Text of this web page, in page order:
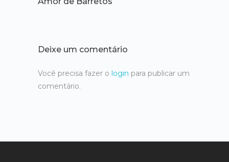
Deixe um comentário
Você precisa fazer o login para publicar um
comentário.